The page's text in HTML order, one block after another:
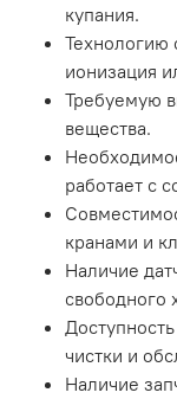
купания.
Технологию
ионизация
Требуемую
вещества.
работает с
кранами и
Наличие
свободного
чистки и
Наличие